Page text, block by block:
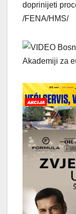
doprinijeti
/FENA/HMS/